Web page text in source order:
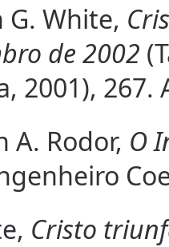
G. White,
de 2002
2001),
A. Rodor, O
Cristo